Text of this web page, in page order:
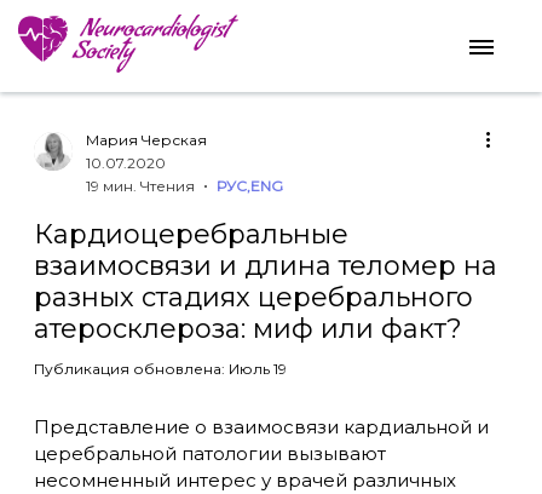
Мария Черская
10.07.2020
19 мин. Чтения
РУС,ENG
Кардиоцеребральные
взаимосвязи и длина теломер на
разных стадиях церебрального
атеросклероза: миф или факт?
Публикация обновлена: Июль 19
Представление о взаимосвязи кардиальной и
церебральной патологии вызывают
несомненный интерес у врачей различных